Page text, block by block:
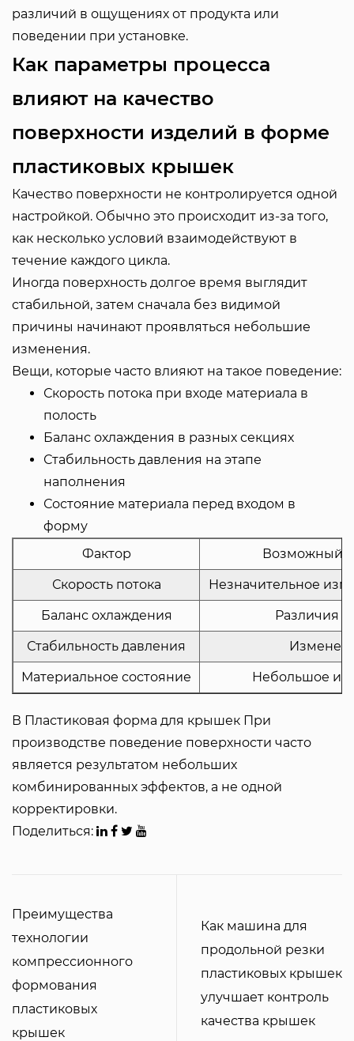
различий в ощущениях от продукта или
поведении при установке.
Как параметры процесса
влияют на качество
поверхности изделий в форме
пластиковых крышек
Качество поверхности не контролируется одной
настройкой. Обычно это происходит из-за того,
как несколько условий взаимодействуют в
течение каждого цикла.
Иногда поверхность долгое время выглядит
стабильной, затем сначала без видимой
причины начинают проявляться небольшие
изменения.
Вещи, которые часто влияют на такое поведение:
Скорость потока при входе материала в
полость
Баланс охлаждения в разных секциях
Стабильность давления на этапе
наполнения
Состояние материала перед входом в
форму
Фактор
Возможный
Скорость потока Незначительное
Баланс охлаждения Различия в
Стабильность давления
Материальное состояние Небольшое
В Пластиковая форма для крышек При
производстве поведение поверхности часто
является результатом небольших
комбинированных эффектов, а не одной
корректировки.
Поделиться:
Преимущества
технологии
компрессионного
формования
пластиковых
крышек
Как машина для
продольной резки
пластиковых крышек
улучшает контроль
качества крышек